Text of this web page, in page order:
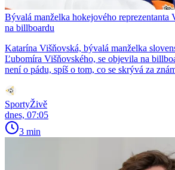
Bývalá manželka hokejového reprezentanta
na billboardu
Katarína Višňovská, bývalá manželka
Ľubomíra Višňovského, se objevila na
není o pádu, spíš o tom, co se skrývá za
SportyŽivě
dnes, 07:05
3 min